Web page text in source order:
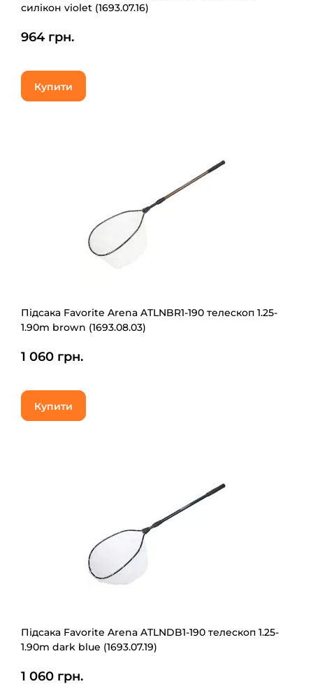
силікон violet (1693.07.16)
964 грн.
Купити
Підсака Favorite Arena ATLNBR1-190 телескоп 1.25-
1.90m brown (1693.08.03)
1 060 грн.
Купити
Підсака Favorite Arena ATLNDB1-190 телескоп 1.25-
1.90m dark blue (1693.07.19)
1 060 грн.